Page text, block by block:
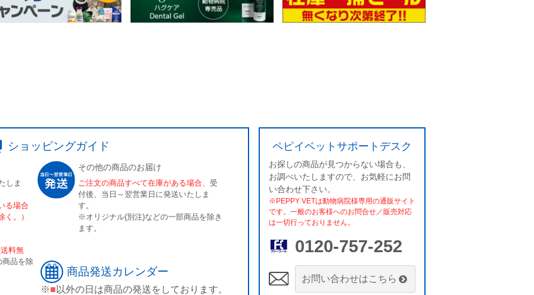
ショッピングガイド
しま
る場合
。）
料無
品を除
その他の商品のお届け
ご注文の商品すべて在庫がある場合、 受
付後、当日～翌営業日に発送いたしま
す。
※オリジナル(別注)などの一部商品を除き
ます。
商品発送カレンダー
※■ 以外の日は商品の発送をしております。
ペピイベットサポートデスク
お探しの商品が見つからない場合も、
お調べいたしますので、お気軽にお問
い合わせ下さい。
※PEPPY VETは動物病院様専用の通販サイト
です。一般のお客様へのお問合せ／販売対応
は一切行っておりません。
0120-757-252
お問い合わせはこちら